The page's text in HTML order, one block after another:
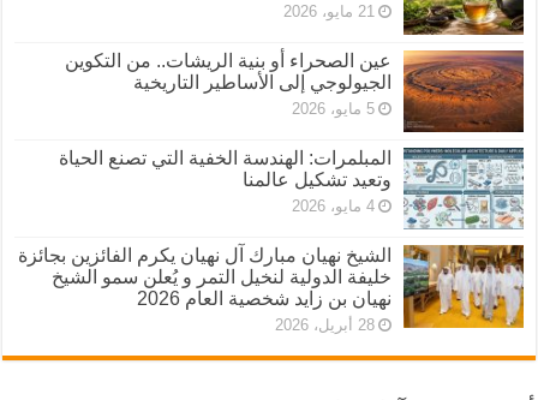
21 مايو، 2026
عين الصحراء أو بنية الريشات.. من التكوين
الجيولوجي إلى الأساطير التاريخية
5 مايو، 2026
المبلمرات: الهندسة الخفية التي تصنع الحياة
وتعيد تشكيل عالمنا
4 مايو، 2026
الشيخ نهيان مبارك آل نهيان يكرم الفائزين بجائزة
خليفة الدولية لنخيل التمر و يُعلن سمو الشيخ
نهيان بن زايد شخصية العام 2026
28 أبريل، 2026